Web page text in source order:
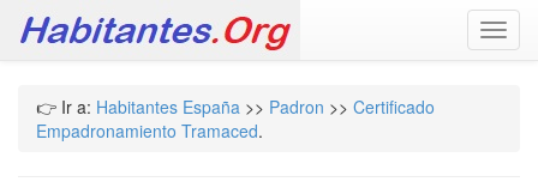
👉 Ir a: Habitantes España >> Padron >> Certificado
Empadronamiento Tramaced.